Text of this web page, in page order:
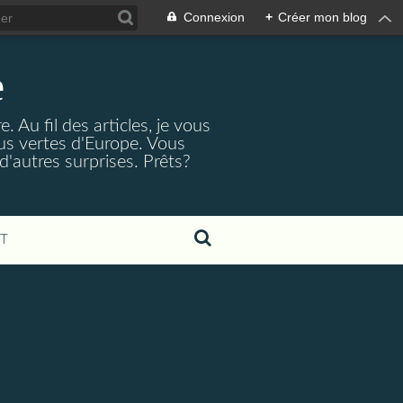
Connexion + Créer mon blog
Au fil des articles, je vous
vertes d'Europe. Vous
surprises. Prêts?